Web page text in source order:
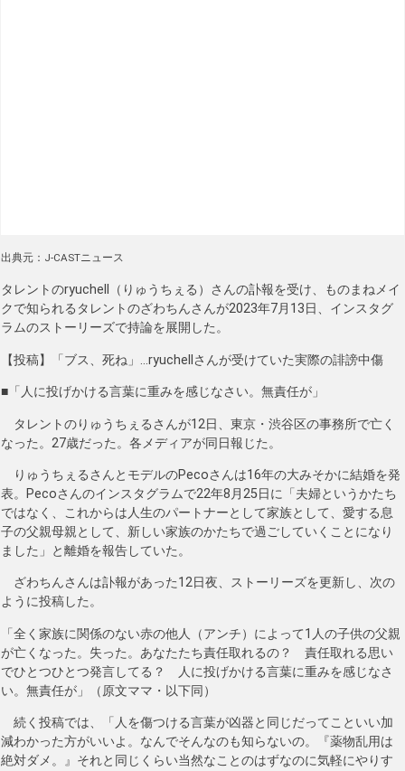
出典元：J-CASTニュース
タレントのryuchell（りゅうちぇる）さんの訃報を受け、ものまねメイ
クで知られるタレントのざわちんさんが2023年7月13日、インスタグ
ラムのストーリーズで持論を展開した。
【投稿】「ブス、死ね」…ryuchellさんが受けていた実際の誹謗中傷
■「人に投げかける言葉に重みを感じなさい。無責任が」
タレントのりゅうちぇるさんが12日、東京・渋谷区の事務所で亡く
なった。27歳だった。各メディアが同日報じた。
りゅうちぇるさんとモデルのPecoさんは16年の大みそかに結婚を発
表。Pecoさんのインスタグラムで22年8月25日に「夫婦というかたち
ではなく、これからは人生のパートナーとして家族として、愛する息
子の父親母親として、新しい家族のかたちで過ごしていくことになり
ました」と離婚を報告していた。
ざわちんさんは訃報があった12日夜、ストーリーズを更新し、次の
ように投稿した。
「全く家族に関係のない赤の他人（アンチ）によって1人の子供の父親
が亡くなった。失った。あなたたち責任取れるの？ 責任取れる思い
でひとつひとつ発言してる？ 人に投げかける言葉に重みを感じなさ
い。無責任が」（原文ママ・以下同）
続く投稿では、「人を傷つける言葉が凶器と同じだってこといい加
減わかった方がいいよ。なんでそんなのも知らないの。『薬物乱用は
絶対ダメ。』それと同じくらい当然なことのはずなのに気軽にやりす